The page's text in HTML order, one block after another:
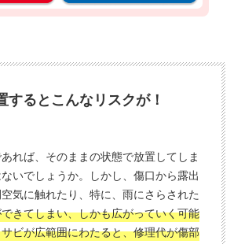
料
お
電
話
気
軽
に
ご
相
するとこんなリスクが！
れば、そのままの状態で放置してしま
いでしょうか。しかし、傷口から露出
気に触れたり、特に、雨にさらされた
きてしまい、しかも広がっていく可能
ビが広範囲にわたると、修理代が傷部